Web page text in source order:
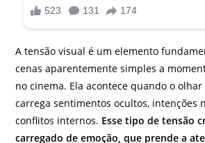
A tensão visual é um elemento
cenas aparentemente simples a
no cinema. Ela acontece quando o
carrega sentimentos ocultos, intenções
conflitos internos. Esse tipo de tensão
carregado de emoção, que prende a